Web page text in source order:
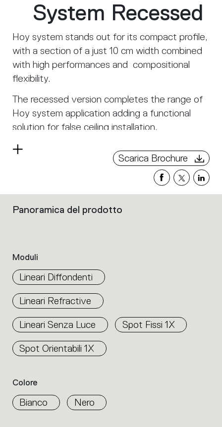
System Recessed
Hoy system stands out for its compact profile,
with a section of a just 10 cm width combined
with high performances and compositional
flexibility.
The recessed version completes the range of
Hoy system application adding a functional
solution for false ceiling installation.
It mixes light modules with diffused, controlled
refractive and adjustable spotlight emissions.
Spotlights feature 4 distinct beams and are
now available not only in 90 mm diameter but
also in a smaller dimension of 65 mm diameter.
Leggi
Scarica Brochure
Filtri
dei
prodotti
all’interno
della
famiglia.
i
filtri
per
individuare
desiderato.
Panoramica del prodotto
Moduli
Lineari Diffondenti
Lineari Refractive
Lineari Senza Luce Spot Fissi 1X
Spot Orientabili 1X
Colore
Bianco Nero